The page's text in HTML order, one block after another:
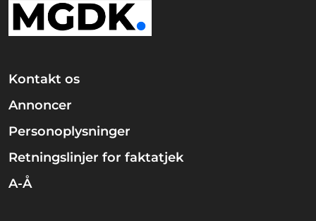
Kontakt os
Annoncer
Personoplysninger
Retningslinjer for faktatjek
A-Å